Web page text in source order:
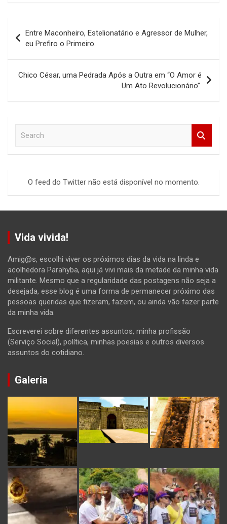
de
Post
Entre Maconheiro, Estelionatário e Agressor de Mulher,
eu Prefiro o Primeiro.
Chico César, uma Pedrada Após a Outra em “O Amor é
Um Ato Revolucionário”.
O feed do Twitter não está disponível no momento.
Vida vivida!
Amig@s, escolhi viver os próximos dias da vida na linda e
acolhedora Parahyba, aqui já vivi mais da metade da minha vida
militante. Mesmo que a regularidade das postagens não seja a
desejada, esse blog é uma forma de permanecer próximo das
pessoas queridas que fizeram, fazem, ou ainda vão fazer parte
da minha vida.
Escreverei sobre diferentes assuntos, minha profissão
(Serviço Social), política, minhas poesias e outros diversos
assuntos do cotidiano.
Galeria